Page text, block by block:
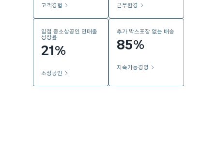
고객경험 근무환경
입점 중소상공인 연매출
성장률
21 %
소상공인
추가 박스포장 없는 배송
85%
지속가능경영